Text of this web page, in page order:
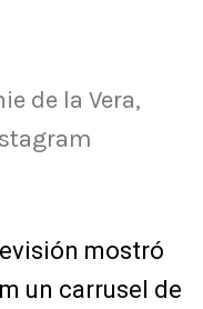
de la Vera,
mostró
un carrusel de